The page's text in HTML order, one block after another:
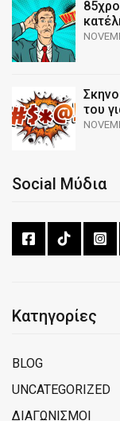
του
Social Μύδια
Κατηγορίες
BLOG
UNCATEGORIZED
ΔΙΑΓΩΝΙΣΜΟΙ